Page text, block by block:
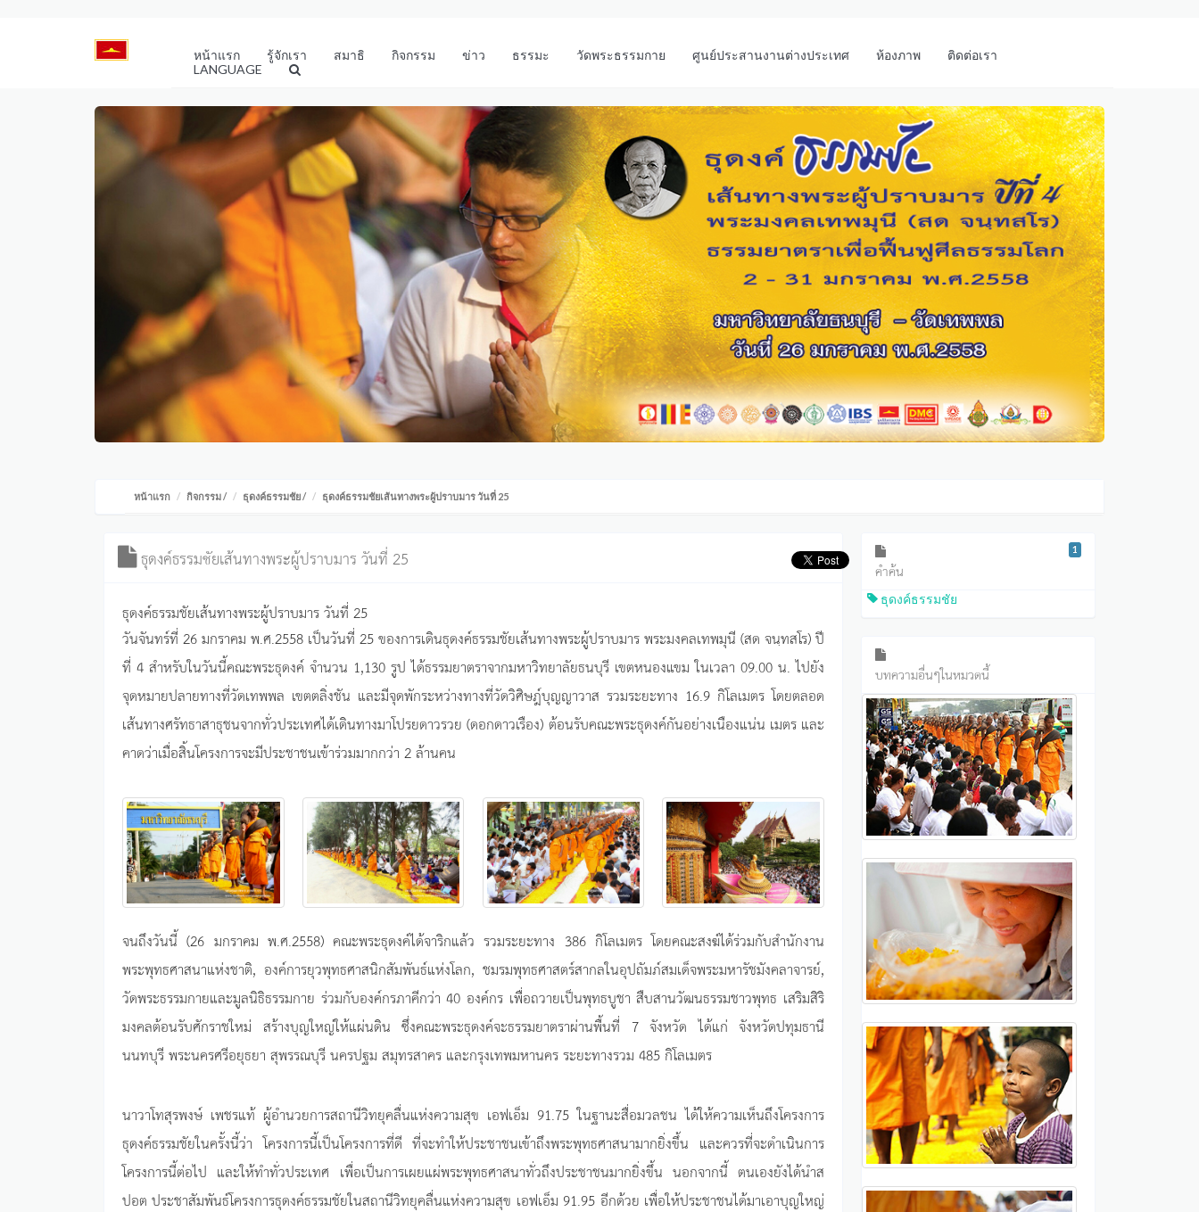
หน้าแรก รู้จักเรา สมาธิ กิจกรรม ข่าว ธรรมะ วัดพระธรรมกาย ศูนย์ประสานงานต่างประเทศ ห้องภาพ
ติดต่อเรา
LANGUAGE
หน้าแรก กิจกรรม/ ธุดงค์ธรรมชัย/ ธุดงค์ธรรมชัยเส้นทางพระผู้ปราบมาร วันที่ 25
ธุดงค์ธรรมชัยเส้นทางพระผู้ปราบมาร วันที่ 25
ธุดงค์ธรรมชัยเส้นทางพระผู้ปราบมาร วันที่ 25
วันจันทร์ที่ 26 มกราคม พ.ศ.2558 เป็นวันที่ 25 ของการเดินธุดงค์ธรรมชัยเส้นทางพระผู้ปราบมาร พระมงคลเทพมุนี (สด จนฺทสโร) ปี
ที่ 4 สำหรับในวันนี้คณะพระธุดงค์ จำนวน 1,130 รูป ได้ธรรมยาตราจากมหาวิทยาลัยธนบุรี เขตหนองแขม ในเวลา 09.00 น. ไปยัง
จุดหมายปลายทางที่วัดเทพพล เขตตลิ่งชัน และมีจุดพักระหว่างทางที่วัดวิศิษฎ์บุญญาวาส รวมระยะทาง 16.9 กิโลเมตร โดยตลอด
เส้นทางศรัทธาสาธุชนจากทั่วประเทศได้เดินทางมาโปรยดาวรวย (ดอกดาวเรือง) ต้อนรับคณะพระธุดงค์กันอย่างเนืองแน่น เมตร และ
คาดว่าเมื่อสิ้นโครงการจะมีประชาชนเข้าร่วมมากกว่า 2 ล้านคน
จนถึงวันนี้ (26 มกราคม พ.ศ.2558) คณะพระธุดงค์ได้จาริกแล้ว รวมระยะทาง 386 กิโลเมตร โดยคณะสงฆ์ได้ร่วมกับสำนักงาน
พระพุทธศาสนาแห่งชาติ, องค์การยุวพุทธศาสนิกสัมพันธ์แห่งโลก, ชมรมพุทธศาสตร์สากลในอุปถัมภ์สมเด็จพระมหารัชมังคลาจารย์,
วัดพระธรรมกายและมูลนิธิธรรมกาย ร่วมกับองค์กรภาคีกว่า 40 องค์กร เพื่อถวายเป็นพุทธบูชา สืบสานวัฒนธรรมชาวพุทธ เสริมสิริ
มงคลต้อนรับศักราชใหม่ สร้างบุญใหญ่ให้แผ่นดิน ซึ่งคณะพระธุดงค์จะธรรมยาตราผ่านพื้นที่ 7 จังหวัด ได้แก่ จังหวัดปทุมธานี
นนทบุรี พระนครศรีอยุธยา สุพรรณบุรี นครปฐม สมุทรสาคร และกรุงเทพมหานคร ระยะทางรวม 485 กิโลเมตร
นาวาโทสุรพงษ์ เพชรแท้ ผู้อำนวยการสถานีวิทยุคลื่นแห่งความสุข เอฟเอ็ม 91.75 ในฐานะสื่อมวลชน ได้ให้ความเห็นถึงโครงการ
ธุดงค์ธรรมชัยในครั้งนี้ว่า โครงการนี้เป็นโครงการที่ดี ที่จะทำให้ประชาชนเข้าถึงพระพุทธศาสนามากยิ่งขึ้น และควรที่จะดำเนินการ
โครงการนี้ต่อไป และให้ทำทั่วประเทศ เพื่อเป็นการเผยแผ่พระพุทธศาสนาทั่วถึงประชาชนมากยิ่งขึ้น นอกจากนี้ ตนเองยังได้นำส
ปอต ประชาสัมพันธ์โครงการธุดงค์ธรรมชัยในสถานีวิทยุคลื่นแห่งความสุข เอฟเอ็ม 91.95 อีกด้วย เพื่อให้ประชาชนได้มาเอาบุญใหญ่
คำค้น
1
ธุดงค์ธรรมชัย
บทความอื่นๆในหมวดนี้